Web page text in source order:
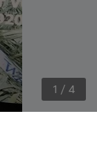
1 / 4